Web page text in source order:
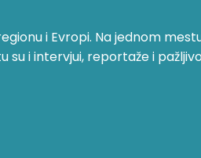
i Evropi. Na jednom
i intervjui, reportaže i